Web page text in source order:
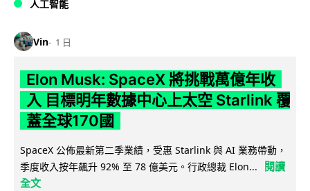
人工智能
Vin 1 日
Elon Musk: SpaceX 將挑戰萬億年收
入 目標明年數據中心上太空 Starlink 覆
蓋全球170國
SpaceX 公佈最新第二季業績，受惠 Starlink 與 AI 業務帶動，
季度收入按年飆升 92% 至 78 億美元。行政總裁 Elon...
閱讀
全文